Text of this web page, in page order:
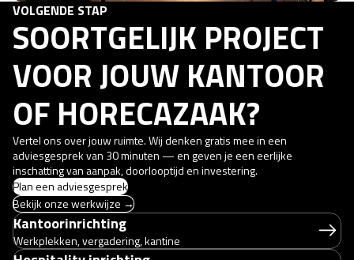
VOLGENDE STAP
SOORTGELIJK PROJECT
VOOR JOUW KANTOOR
OF HORECAZAAK?
Vertel ons over jouw ruimte. Wij denken gratis mee in een
adviesgesprek van 30 minuten — en geven je een eerlijke
inschatting van aanpak, doorlooptijd en investering.
Plan een adviesgesprek
Bekijk onze werkwijze →
Kantoorinrichting
Werkplekken, vergadering, kantine